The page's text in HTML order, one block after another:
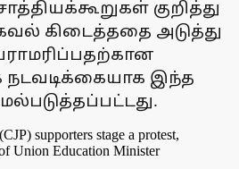
குறித்து
கிடைத்ததை அடுத்து
நடவடிக்கையாக இந்த